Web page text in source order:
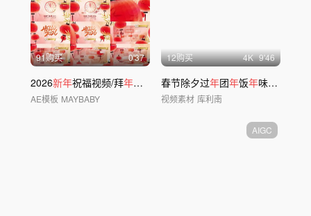
91购买 0'37
2026新年祝福视频/拜年视频/元旦片头
AE模板 MAYBABY
12购买 4K 9'46
春节除夕过年团年饭年味非遗 2026
视频素材 库利南
AIGC